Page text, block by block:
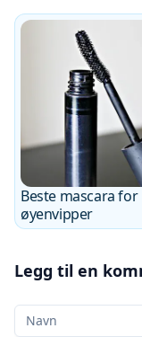
Beste mascara for
øyenvipper
Legg til en
Ditt navn